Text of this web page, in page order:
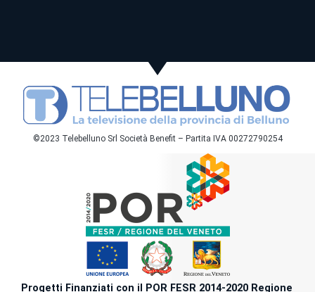
©2023 Telebelluno Srl Società Benefit – Partita IVA 00272790254
Progetti Finanziati con il POR FESR 2014-2020 Regione